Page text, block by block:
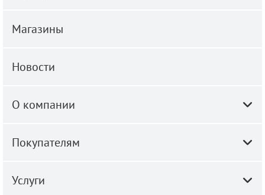
Магазины
Новости
О компании
Покупателям
Услуги